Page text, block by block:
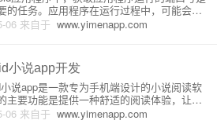
06 来自于 www.yimenapp.com
的任务。应用程序在运行过程中，可能会建
络连接，并将其绑定到不同的端口。如果应
要与其他应用程序或服务通信，那么获取应
S
小说app开发
06 来自于 www.yimenapp.com
说app是一款专为手机端设计的小说阅读软
主要功能是提供一种舒适的阅读体验，让用
上随时随地欣赏各种小说。它的开发需要以